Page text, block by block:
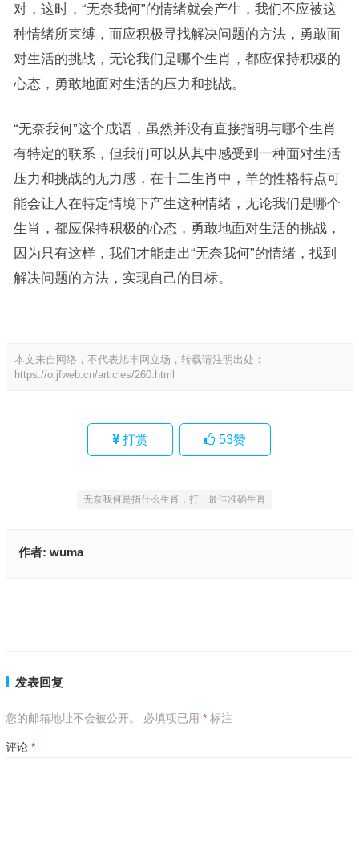
对，这时，“无奈我何”的情绪就会产生，我们不应被这
种情绪所束缚，而应积极寻找解决问题的方法，勇敢面
对生活的挑战，无论我们是哪个生肖，都应保持积极的
心态，勇敢地面对生活的压力和挑战。
“无奈我何”这个成语，虽然并没有直接指明与哪个生肖
有特定的联系，但我们可以从其中感受到一种面对生活
压力和挑战的无力感，在十二生肖中，羊的性格特点可
能会让人在特定情境下产生这种情绪，无论我们是哪个
生肖，都应保持积极的心态，勇敢地面对生活的挑战，
因为只有这样，我们才能走出“无奈我何”的情绪，找到
解决问题的方法，实现自己的目标。
本文来自网络，不代表旭丰网立场，转载请注明出处：
https://o.jfweb.cn/articles/260.html
打赏 53赞
无奈我何是指什么生肖，打一最佳准确生肖
作者: wuma
发表回复
您的邮箱地址不会被公开。 必填项已用 *标注
评论 *